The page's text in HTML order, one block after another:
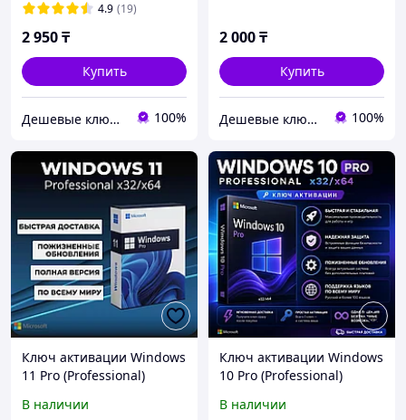
4.9 (19)
2 950₸
Купить
Дешевые ключи для Windows, MS Office, Visio, Project, MS SQL Server 100%
2 000₸
Купить
Дешевые ключи для Windows, MS Office, Visio, Project, MS SQL Server 100%
Ключ активации Windows
11 Pro (Professional)
В наличии
Ключ активации Windows
10 Pro (Professional)
В наличии